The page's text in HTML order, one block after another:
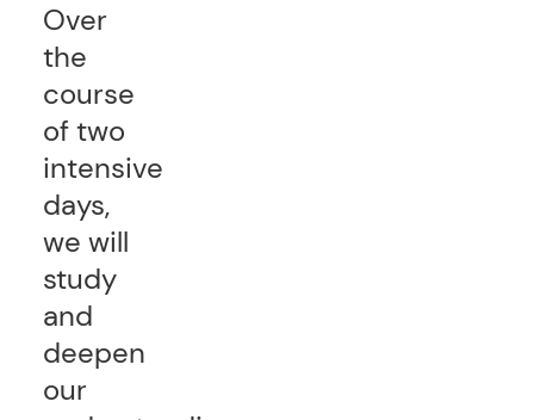
Over
the
course
of two
intensive
days,
we will
study
and
deepen
our